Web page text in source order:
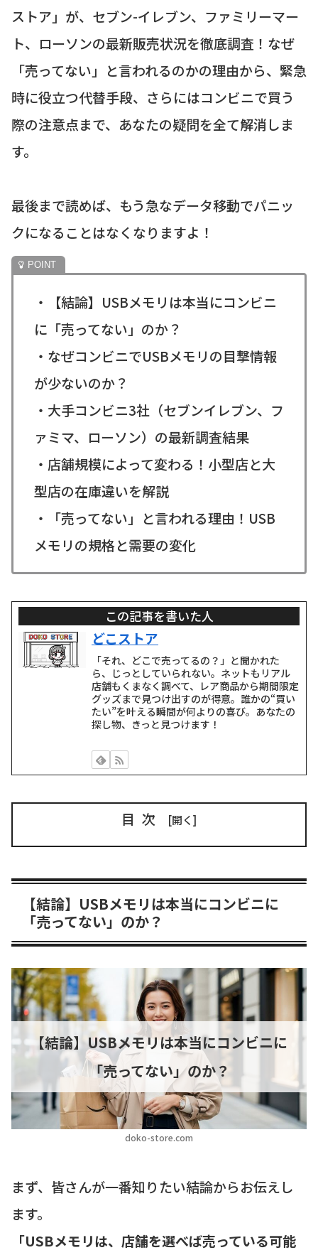
ストア」が、セブン-イレブン、ファミリーマー
ト、ローソンの最新販売状況を徹底調査！なぜ
「売ってない」と言われるのかの理由から、緊急
時に役立つ代替手段、さらにはコンビニで買う
際の注意点まで、あなたの疑問を全て解消しま
す。
最後まで読めば、もう急なデータ移動でパニッ
クになることはなくなりますよ！
・【結論】USBメモリは本当にコンビニ
に「売ってない」のか？
・なぜコンビニでUSBメモリの目撃情報
が少ないのか？
・大手コンビニ3社（セブンイレブン、フ
ァミマ、ローソン）の最新調査結果
・店舗規模によって変わる！小型店と大
型店の在庫違いを解説
・「売ってない」と言われる理由！USB
メモリの規格と需要の変化
この記事を書いた人
どこストア
「それ、どこで売ってるの？」と聞かれた
ら、じっとしていられない。ネットもリアル
店舗もくまなく調べて、レア商品から期間限定
グッズまで見つけ出すのが得意。誰かの“買い
たい”を叶える瞬間が何よりの喜び。あなたの
探し物、きっと見つけます！
目次
【結論】USBメモリは本当にコンビニに
「売ってない」のか？
doko-store.com
【結論】USBメモリは本当にコンビニに
「売ってない」のか？
まず、皆さんが一番知りたい結論からお伝えし
ます。
「USBメモリは、店舗を選べば売っている可能